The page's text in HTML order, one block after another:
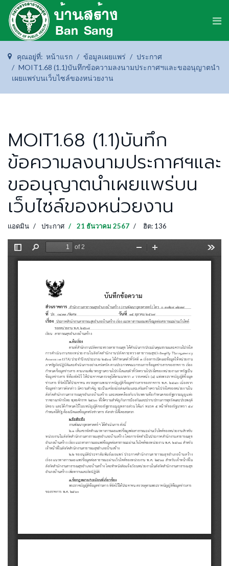
คุณอยู่ที่: หน้าแรก ข้อมูลเผยแพร่
ประกาศ
MOIT1.68 (1.1)บันทึกข้อความลงนามประกาศฯและขออนุญาตนำ
เผยแพร่บนเว็บไซล์ของหน่วยงาน
MOIT1.68 (1.1)บันทึก
ข้อความลงนามประกาศฯและ
ขออนุญาตนำเผยแพร่บน
เว็บไซล์ของหน่วยงาน
แอดมิน ประกาศ 21 ธันวาคม 2567 ฮิต: 136